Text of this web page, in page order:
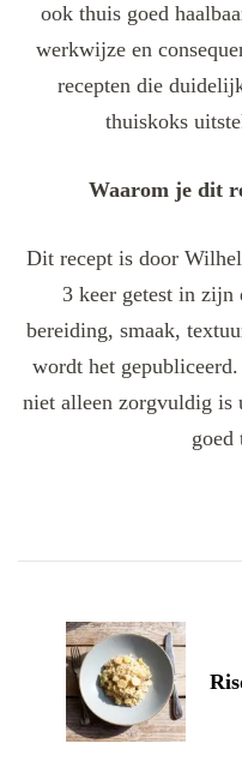
ook thuis goed
werkwijze en
recepten die
thuiskoks
Waarom je dit
Dit recept is door
3 keer getest in zijn
bereiding, smaak,
wordt het
niet alleen zorgvuldig is
goed
Navigation